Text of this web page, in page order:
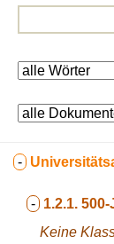
-
- 1.2.1. 500-
Keine